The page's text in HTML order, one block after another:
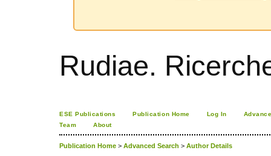
Rudiae.
ESE Publications Publication Home Log In
Team
About
Publication Home > Advanced Search > Author Details